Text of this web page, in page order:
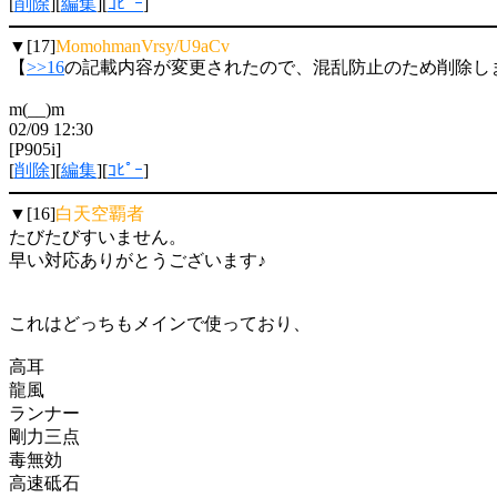
削除 編集 ｺﾋﾟｰ
▼[17]MomohmanVrsy/U9aCv
【>>16の記載内容が変更されたので、混乱防止のため削除し
m(__)m
02/09 12:30
[P905i]
[削除][編集][ｺﾋﾟｰ]
▼[16]白天空覇者
たびたびすいません。
早い対応ありがとうございます♪
これはどっちもメインで使っており、
高耳
龍風
ランナー
剛力三点
毒無効
高速砥石